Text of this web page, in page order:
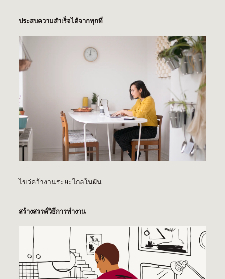
ประสบความสำเร็จได้จากทุกที่
ไขว่คว้างานระยะไกลในฝัน
สร้างสรรค์วิธีการทำงาน